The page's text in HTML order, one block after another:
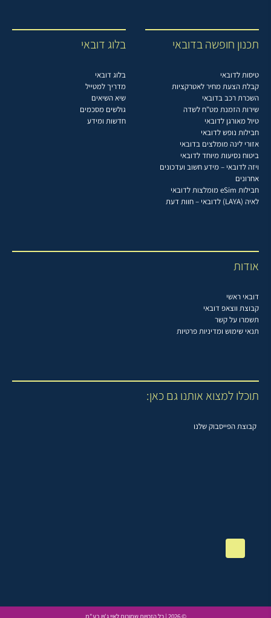
תכנון חופשה בדובאי
טיסות לדובאי
קבלת הצעת מחיר לאטרקציות
השכרת רכב בדובאי
שירות הזמנת מט"ח לשדה
טיול מאורגן לדובאי
חבילות נופש לדובאי
אזורי לינה מומלצים בדובאי
ביטוח נסיעות מיוחד לדובאי
ויזה לדובאי – מידע חשוב ועדכונים
אחרונים
חבילות eSim מומלצות לדובאי
לאיה (LAYA) לדובאי – חוות דעת
בלוג דובאי
בלוג דובאי
מדריך למטייל
שיא השיאים
גולשים מסכמים
חדשות ומידע
אודות
דובאי ראשי
קבוצת ווצאפ דובאי
תשמרו על קשר
תנאי שימוש ומדיניות פרטיות
תוכלו למצוא אותנו גם כאן:
קבוצת הפייסבוק שלנו